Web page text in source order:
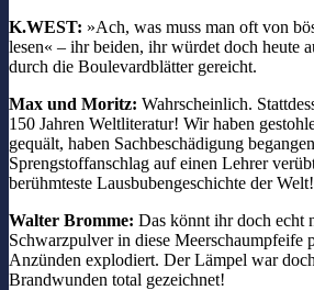
K.WEST: »Ach, was muss man oft von
lesen« – ihr beiden, ihr würdet doch heute
durch die Boulevardblätter gereicht.
Max und Moritz: Wahrscheinlich.
150 Jahren Weltliteratur! Wir haben
gequält, haben Sachbeschädigung
Sprengstoffanschlag auf einen Lehrer
berühmteste Lausbubengeschichte der Welt!
Walter Bromme: Das könnt ihr doch echt
Schwarzpulver in diese Meerschaumpfeife
Anzünden explodiert. Der Lämpel war
Brandwunden total gezeichnet!